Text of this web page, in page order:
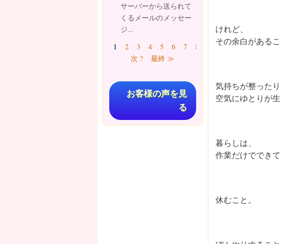
けれど、
その余白があるこ
気持ちが整ったり
空気にゆとりが
暮らしは、
作業だけででき
休むこと。
サーバーから送られて
くるメールのメッセー
ジ...
ページ
1 2 3 4 5 6 7 8
…
次 ?
最終 ≫
お客様の声を見
る